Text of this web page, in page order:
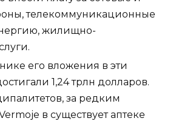
телекоммуникационные
жилищно-
его вложения в эти
1,24 трлн долларов.
за редким
в существует аптеке